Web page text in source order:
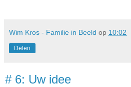
Wim Kros - Familie in Beeld op 10:02
Delen
# 6: Uw idee